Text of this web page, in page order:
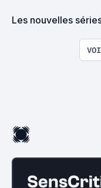
Les nouvelles